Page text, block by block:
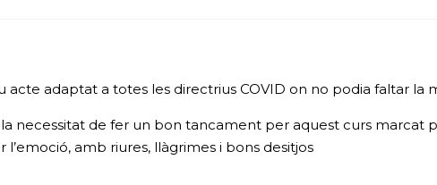
adaptat a totes les directrius COVID on no podia faltar la
necessitat de fer un bon tancament per aquest curs marcat
amb riures, llàgrimes i bons desitjos